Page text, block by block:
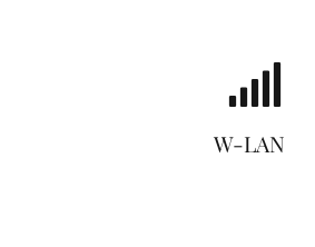
W-LAN